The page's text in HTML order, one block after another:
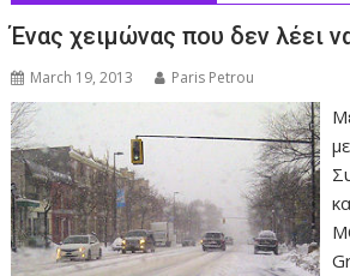
Ένας χειμώνας που δεν λέει
March 19, 2013 Paris Petrou